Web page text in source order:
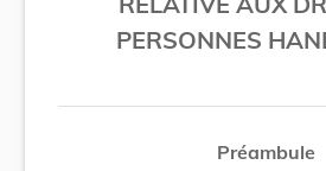
PERSONNES
Préambule